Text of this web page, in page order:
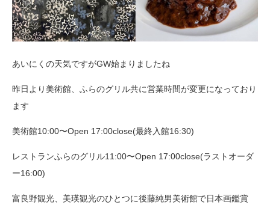
あいにくの天気ですがGW始まりましたね
昨日より美術館、ふらのグリル共に営業時間が変更になっており
ます
美術館10:00〜Open 17:00close(最終入館16:30)
レストランふらのグリル11:00〜Open 17:00close(ラストオーダ
ー16:00)
富良野観光、美瑛観光のひとつに後藤純男美術館で日本画鑑賞